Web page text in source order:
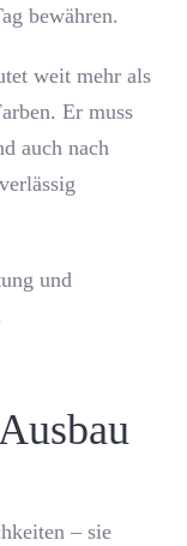
bewähren.
weit mehr als
Er muss
auch nach
und
– sie